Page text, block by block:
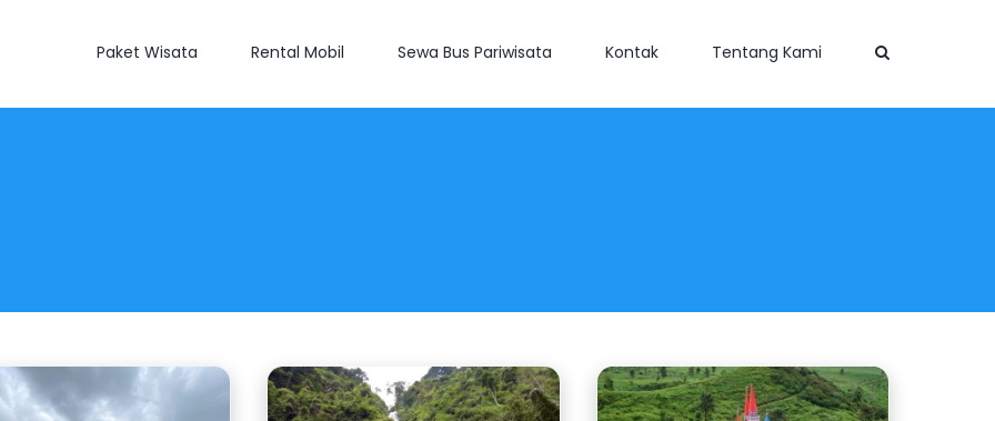
Paket Wisata Rental Mobil Sewa Bus Pariwisata Kontak Tentang Kami